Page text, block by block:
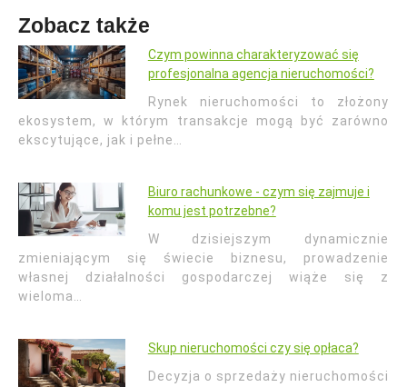
Zobacz także
Czym powinna charakteryzować się
profesjonalna agencja nieruchomości?
Rynek nieruchomości to złożony
ekosystem, w którym transakcje mogą być zarówno
ekscytujące, jak i pełne…
Biuro rachunkowe - czym się zajmuje i
komu jest potrzebne?
W dzisiejszym dynamicznie
zmieniającym się świecie biznesu, prowadzenie
własnej działalności gospodarczej wiąże się z
wieloma…
Skup nieruchomości czy się opłaca?
Decyzja o sprzedaży nieruchomości